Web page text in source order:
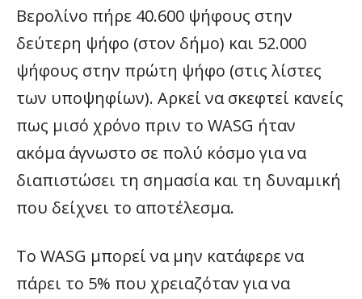
Βερολίνο πήρε 40.600 ψήφους στην
δεύτερη ψήφο (στον δήμο) και 52.000
ψήφους στην πρώτη ψήφο (στις λίστες
των υποψηφίων). Αρκεί να σκεφτεί κανείς
πως μισό χρόνο πριν το WASG ήταν
ακόμα άγνωστο σε πολύ κόσμο για να
διαπιστώσει τη σημασία και τη δυναμική
που δείχνει το αποτέλεσμα.
Το WASG μπορεί να μην κατάφερε να
πάρει το 5% που χρειαζόταν για να